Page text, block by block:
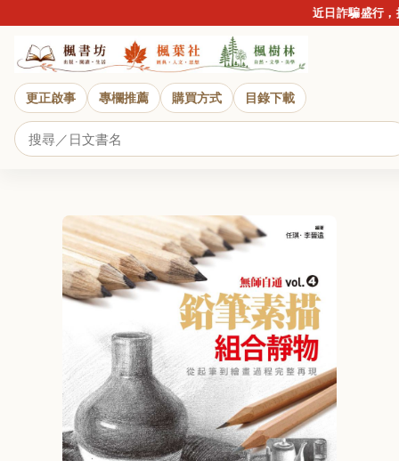
近日詐騙盛行，提
更正啟事 專欄推薦 購買方式 目錄下載